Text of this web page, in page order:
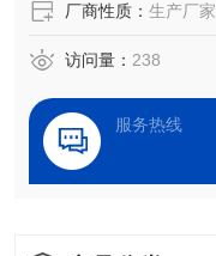
厂商性质： 生产厂家
访问量： 238
服务热线